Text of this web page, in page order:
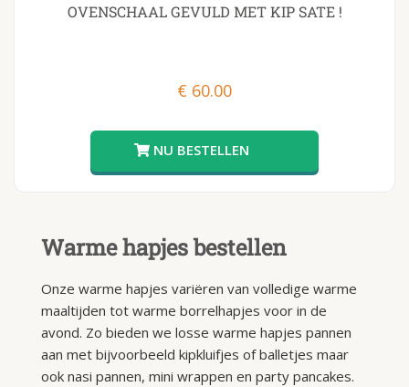
Warme hapjes bestellen
Onze warme hapjes variëren van volledige warme
maaltijden tot warme borrelhapjes voor in de
avond. Zo bieden we losse warme hapjes pannen
aan met bijvoorbeeld kipkluifjes of balletjes maar
ook nasi pannen, mini wrappen en party pancakes.
OVENSCHAAL GEVULD MET KIP SATE !
€ 60.00